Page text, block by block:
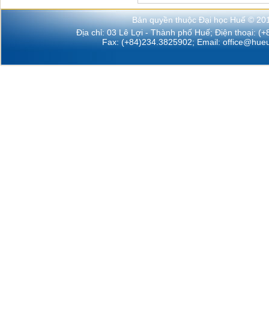
Bản quyền thuộc Đại học Huế ©
Địa chỉ: 03 Lê Lợi - Thành phố Huế; Điện thoại:
Fax: (+84)234.3825902; Email: